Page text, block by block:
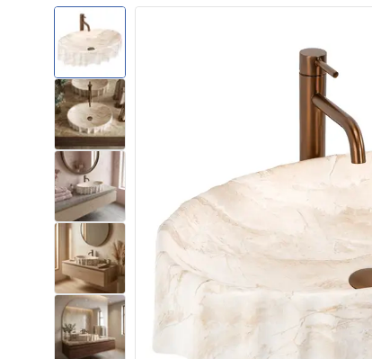
Dušas durvis
Vannas istabas dušas paliktņi
Lineāras dušas notekas
Tualetes
Izlietnes
Vannas un ekrāni
Vannas istabas jaucējkrāni